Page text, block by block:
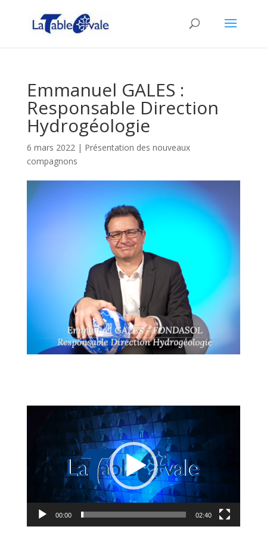
Emmanuel GALES :
Responsable Direction
Hydrogéologie
6 mars 2022| Présentation des nouveaux
compagnons
00:00 02:40